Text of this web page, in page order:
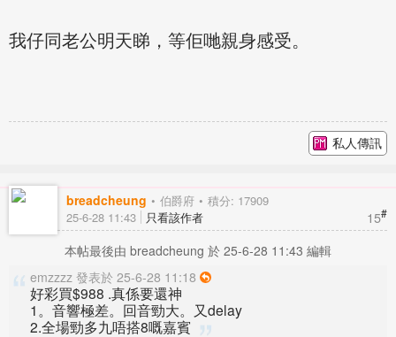
我仔同老公明天睇，等佢哋親身感受。
私人傳訊
breadcheung 伯爵府 積分: 17909
15#
25-6-28 11:43 只看該作者
本帖最後由 breadcheung 於 25-6-28 11:43 編輯
emzzzz 發表於 25-6-28 11:18
好彩買$988 .真係要還神
1。音響極差。回音勁大。又delay
2.全場勁多九唔搭8嘅嘉賓